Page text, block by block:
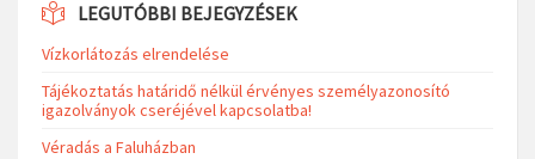
LEGUTÓBBI BEJEGYZÉSEK
Vízkorlátozás elrendelése
Tájékoztatás határidő nélkül érvényes személyazonosító
igazolványok cseréjével kapcsolatba!
Véradás a Faluházban